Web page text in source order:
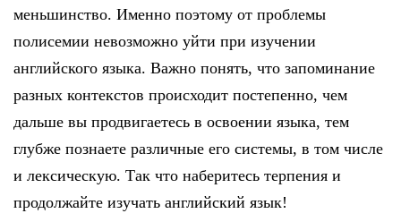
меньшинство. Именно поэтому от проблемы
полисемии невозможно уйти при изучении
английского языка. Важно понять, что запоминание
разных контекстов происходит постепенно, чем
дальше вы продвигаетесь в освоении языка, тем
глубже познаете различные его системы, в том числе
и лексическую. Так что наберитесь терпения и
продолжайте изучать английский язык!